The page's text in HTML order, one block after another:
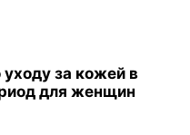
за кожей в
для женщин